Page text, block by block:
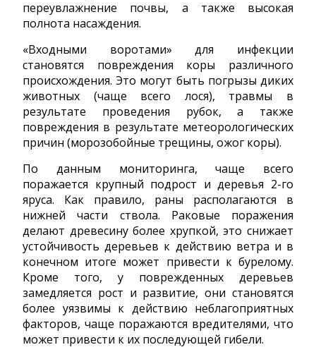
переувлажнение почвы, а также высокая
полнота насаждения.
«Входными воротами» для инфекции
становятся повреждения коры различного
происхождения. Это могут быть погрызы диких
животных (чаще всего лося), травмы в
результате проведения рубок, а также
повреждения в результате метеорологических
причин (морозобойные трещины, ожог коры).
По данным мониторинга, чаще всего
поражается крупный подрост и деревья 2-го
яруса. Как правило, раны располагаются в
нижней части ствола. Раковые поражения
делают древесину более хрупкой, это снижает
устойчивость деревьев к действию ветра и в
конечном итоге может привести к бурелому.
Кроме того, у поврежденных деревьев
замедляется рост и развитие, они становятся
более уязвимы к действию неблагоприятных
факторов, чаще поражаются вредителями, что
может привести к их последующей гибели.